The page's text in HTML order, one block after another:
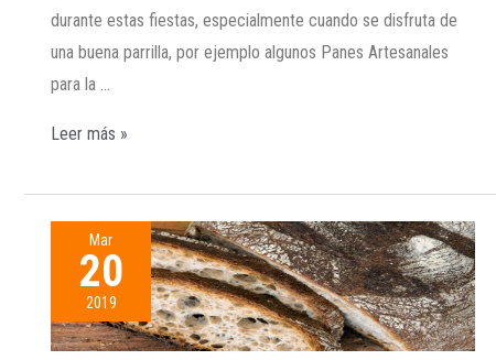
durante estas fiestas, especialmente cuando se disfruta de
una buena parrilla, por ejemplo algunos Panes Artesanales
para la …
Leer más »
Mar
20
2019